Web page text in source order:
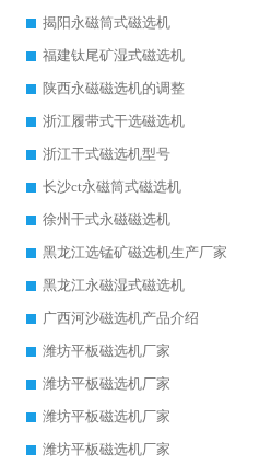
揭阳永磁筒式磁选机
福建钛尾矿湿式磁选机
陕西永磁磁选机的调整
浙江履带式干选磁选机
浙江干式磁选机型号
长沙ct永磁筒式磁选机
徐州干式永磁磁选机
黑龙江选锰矿磁选机生产厂家
黑龙江永磁湿式磁选机
广西河沙磁选机产品介绍
潍坊平板磁选机厂家
潍坊平板磁选机厂家
潍坊平板磁选机厂家
潍坊平板磁选机厂家